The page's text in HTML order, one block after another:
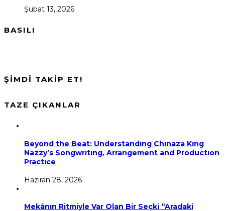
Şubat 13, 2026
BASILI
ŞİMDİ TAKİP ET!
TAZE ÇIKANLAR
Beyond the Beat: Understandıng Chınaza Kıng
Nazzy’s Songwrıtıng, Arrangement and Productıon
Practıce
Haziran 28, 2026
Mekânın Ritmiyle Var Olan Bir Seçki “Aradaki